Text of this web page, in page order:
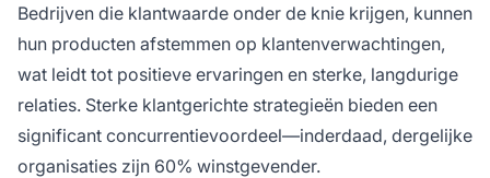
Bedrijven die klantwaarde onder de knie krijgen, kunnen
hun producten afstemmen op klantenverwachtingen,
wat leidt tot positieve ervaringen en sterke, langdurige
relaties. Sterke klantgerichte strategieën bieden een
significant concurrentievoordeel—inderdaad, dergelijke
organisaties zijn 60% winstgevender.